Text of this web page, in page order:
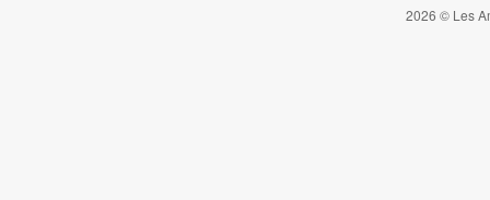
2026 © Les